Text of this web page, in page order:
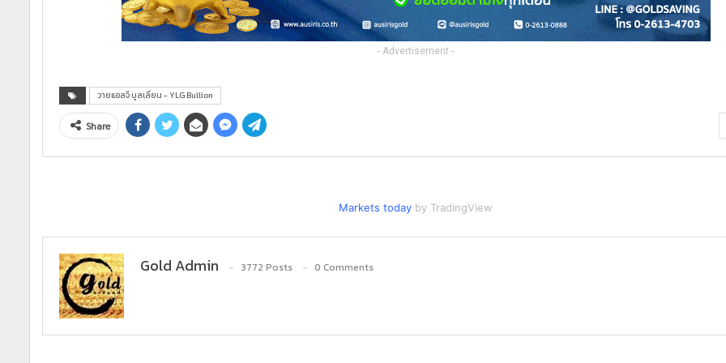
- Advertisement -
วายแอลจี บูลเลี่ยน - YLG Bullion
Share
Markets today by TradingView
Gold Admin 3772 Posts 0 Comments